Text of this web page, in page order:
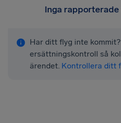
Inga
Har ditt flyg inte
ersättningskontroll så
ärendet. Kontrollera ditt